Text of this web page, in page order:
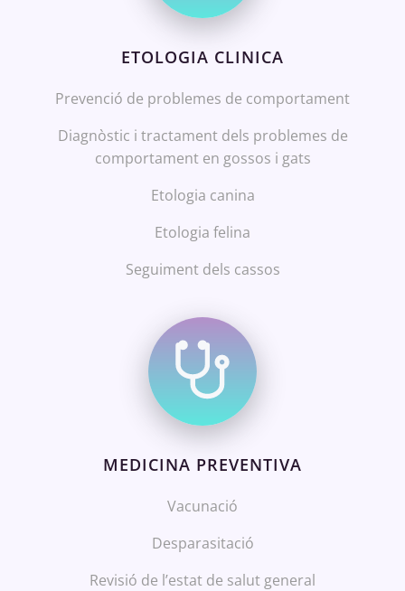
ETOLOGIA CLINICA
Prevenció de problemes de comportament
Diagnòstic i tractament dels problemes de
comportament en gossos i gats
Etologia canina
Etologia felina
Seguiment dels cassos
MEDICINA PREVENTIVA
Vacunació
Desparasitació
Revisió de l’estat de salut general